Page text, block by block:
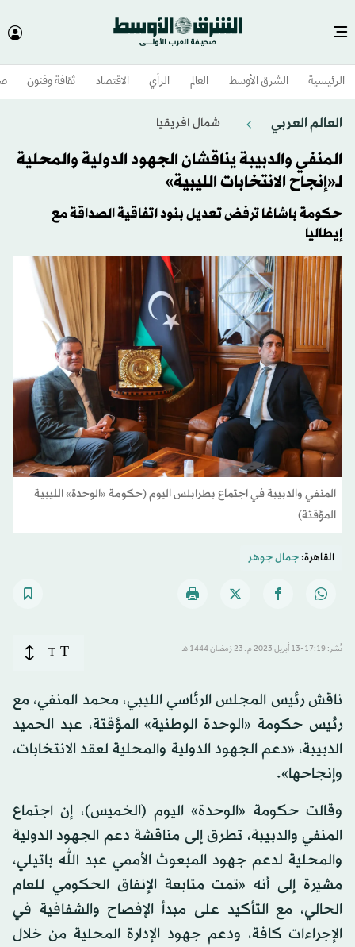
الرئيسية الشرق الأوسط​ العالم الرأي الاقتصاد ثقافة وفنون
العالم العربي شمال افريقيا
المنفي والدبيبة يناقشان الجهود الدولية والمحلية
لـ«إنجاح الانتخابات الليبية»
حكومة باشاغا ترفض تعديل بنود اتفاقية الصداقة مع
إيطاليا
المنفي والدبيبة في اجتماع بطرابلس اليوم (حكومة «الوحدة» الليبية
المؤقتة)
القاهرة:جمال جوهر
نُشر: 17:19-13 أبريل 2023 م ـ 23 رَمضان 1444 هـ T
T
ناقش رئيس المجلس الرئاسي الليبي، محمد المنفي، مع
رئيس حكومة «الوحدة الوطنية» المؤقتة، عبد الحميد
الدبيبة، «دعم الجهود الدولية والمحلية لعقد الانتخابات،
وإنجاحها».
وقالت حكومة «الوحدة» اليوم (الخميس)، إن اجتماع
المنفي والدبيبة، تطرق إلى مناقشة دعم الجهود الدولية
والمحلية لدعم جهود المبعوث الأممي عبد الله باتيلي،
مشيرة إلى أنه «تمت متابعة الإنفاق الحكومي للعام
الحالي، مع التأكيد على مبدأ الإفصاح والشفافية في
الإجراءات كافة، ودعم جهود الإدارة المحلية من خلال